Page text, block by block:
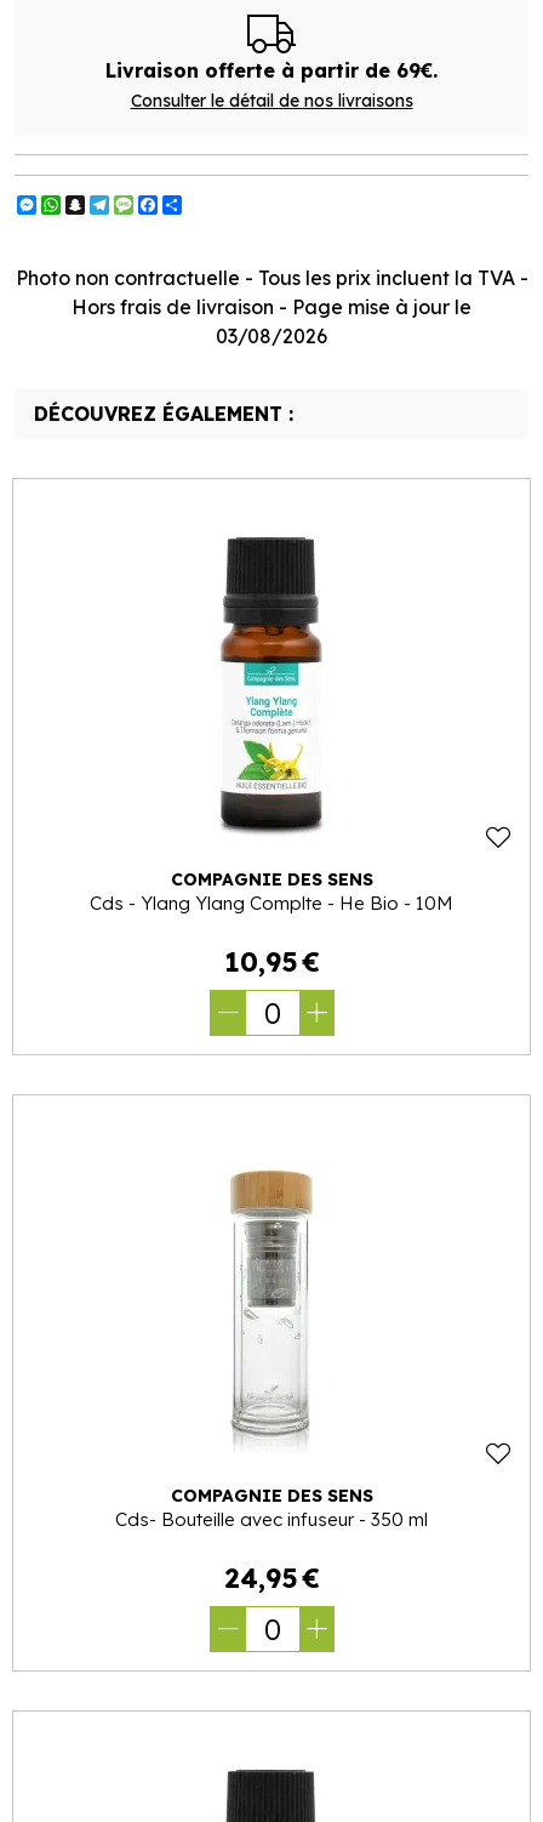
Livraison offerte à partir de 69€.
Consulter le détail de nos livraisons
Messenger
WhatsApp
Snapchat
Telegram
Message
Facebook
Photo non contractuelle - Tous les prix incluent la TVA -
Hors frais de livraison - Page mise à jour le
03/08/2026
DÉCOUVREZ ÉGALEMENT :
COMPAGNIE DES SENS
Cds - Ylang Ylang Complte - He Bio - 10M
10,95€
0
COMPAGNIE DES SENS
Cds- Bouteille avec infuseur - 350 ml
24,95€
0